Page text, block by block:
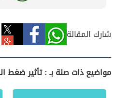
شارك المقالة
مواضيع ذات صلة بـ : تأثير ضغط